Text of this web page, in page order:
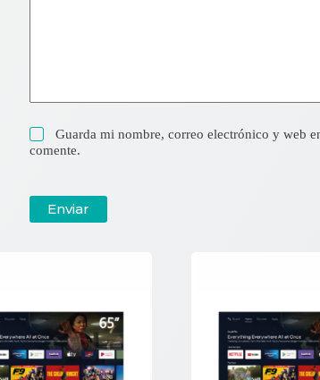
Guarda mi nombre, correo electrónico y web
comente.
Enviar